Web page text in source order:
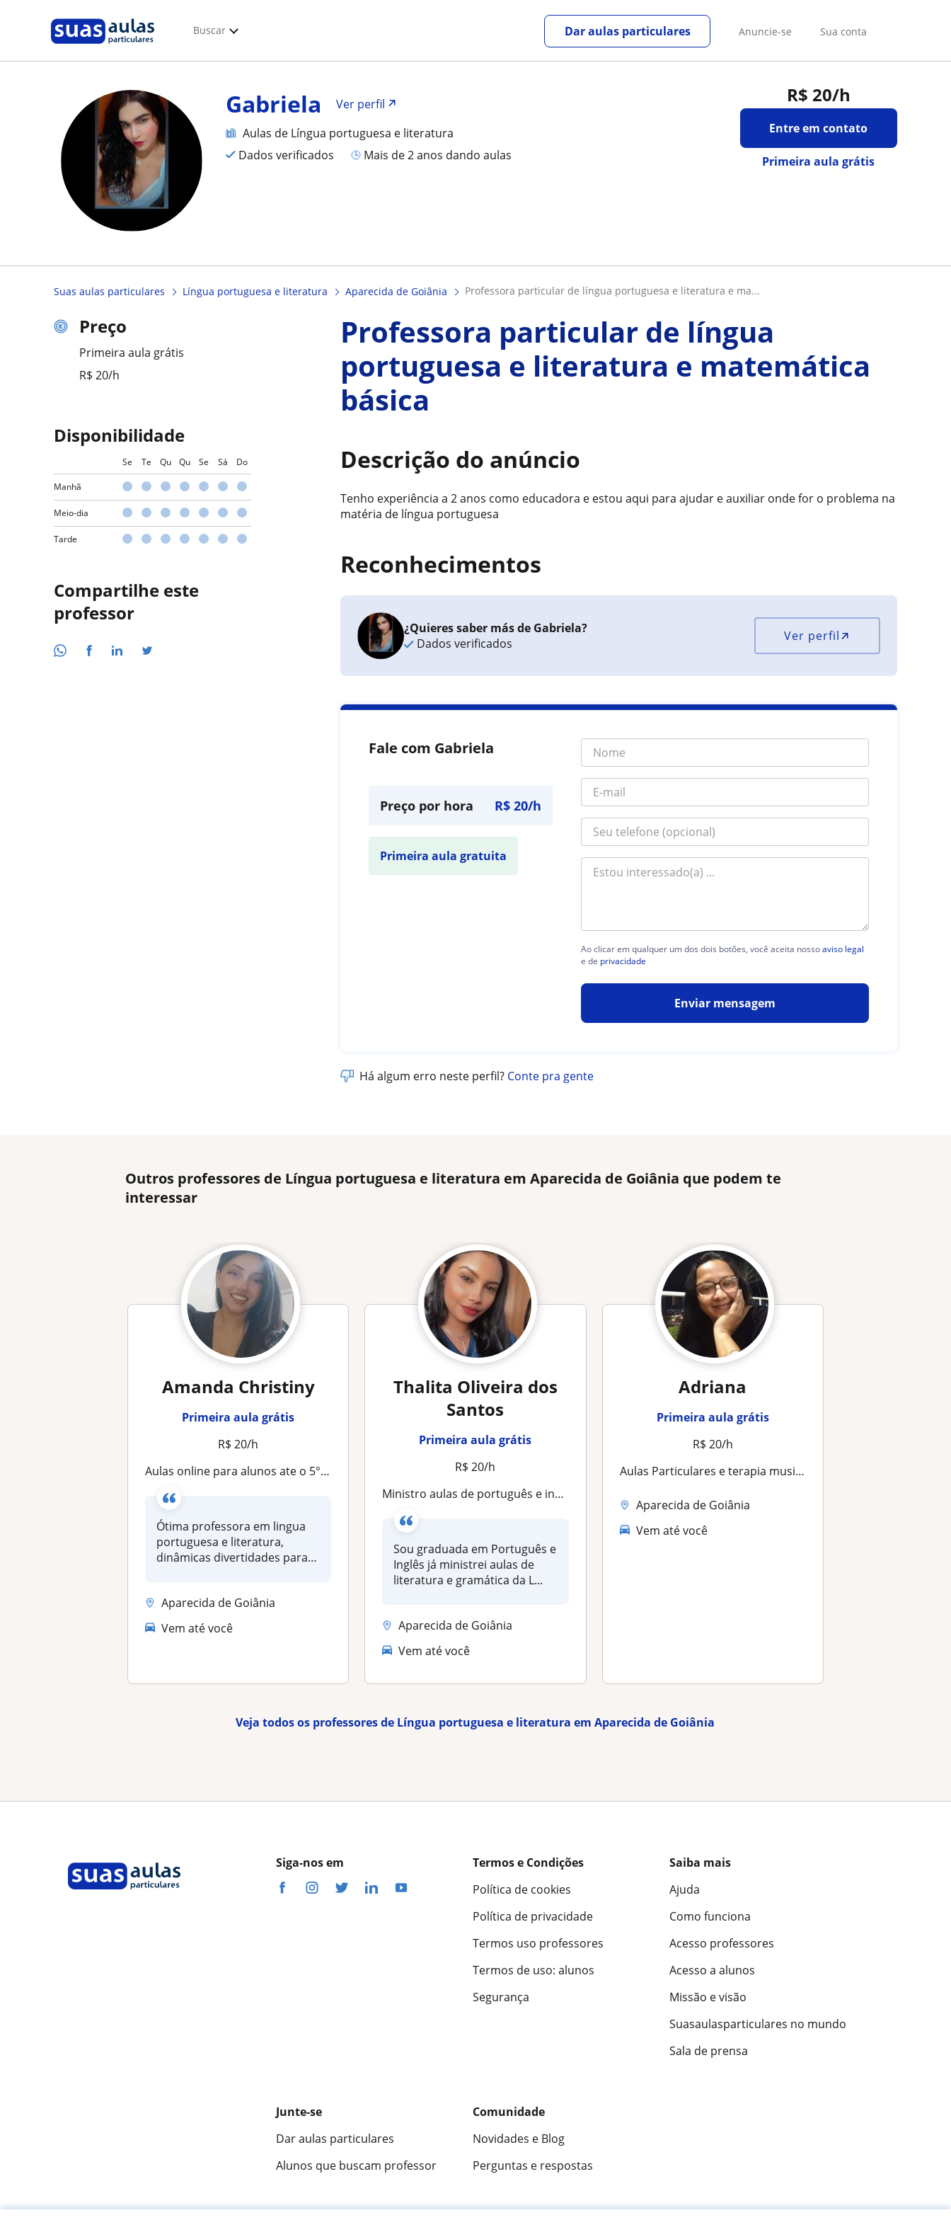
Buscar Anuncie-se Sua conta
Dar aulas particulares
R$ 20/h
Entre em contato
Primeira aula grátis
Gabriela
Ver perfil
Aulas de Língua portuguesa e literatura
Dados verificados
mais de 2 anos dando aulas
Suas aulas particulares Língua portuguesa e literatura Aparecida de Goiânia professora particular de língua portuguesa e literatura e ma...
Preço
Primeira aula grátis
R$ 20/h
Disponibilidade
Se Te Qu Qu Se Sá Do
Manhã
Meio-dia
Tarde
Compartilhe este
professor
Professora particular de língua
portuguesa e literatura e matemática
básica
Descrição do anúncio
Tenho experiência a 2 anos como educadora e estou aqui para ajudar e auxiliar onde for o problema na
matéria de língua portuguesa
Reconhecimentos
¿Quieres saber más de Gabriela?
Dados verificados
Ver perfil
Fale com Gabriela
Preço por hora R$ 20/h
Primeira aula gratuita
Ao clicar em qualquer um dos dois botões, você aceita nossoaviso legal
e de privacidade
Enviar mensagem
Há algum erro neste perfil? Conte pra gente
Outros professores de Língua portuguesa e literatura em Aparecida de Goiânia que podem te
interessar
Amanda Christiny
Primeira aula grátis
R$ 20/h
Aulas online para alunos ate o 5°ano
Ótima professora em lingua
portuguesa e literatura,
dinâmicas divertidades para
Aparecida de Goiânia
Vem até você
Thalita Oliveira dos
Santos
Primeira aula grátis
R$ 20/h
Ministro aulas de português e inglês básico
Sou graduada em Português e
Inglês já ministrei aulas de
literatura e gramática da L...
Aparecida de Goiânia
Vem até você
Adriana
Primeira aula grátis
R$ 20/h
Aulas Particulares e terapia musical
Aparecida de Goiânia
Vem até você
Veja todos os professores de Língua portuguesa e literatura em Aparecida de Goiânia
Siga-nos em
Termos e Condições
Política de cookies
Política de privacidade
Termos uso professores
Termos de uso: alunos
Segurança
Saiba mais
Ajuda
Como funciona
Acesso professores
Acesso a alunos
Missão e visão
Suasaulasparticulares no mundo
Sala de prensa
Junte-se
Dar aulas particulares
Alunos que buscam professor
Comunidade
Novidades e Blog
Perguntas e respostas